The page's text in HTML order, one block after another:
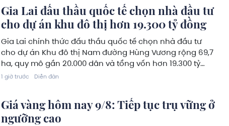
Gia Lai đấu thầu quốc tế chọn nhà đầu tư
cho dự án khu đô thị hơn 19.300 tỷ đồng
Gia Lai chính thức đấu thầu quốc tế chọn nhà đầu tư
cho dự án Khu đô thị Nam đường Hùng Vương rộng 69,7
ha, quy mô gần 20.000 dân và tổng vốn hơn 19.300 tỷ
đồng.
1 giờ trước Diễn đàn
Giá vàng hôm nay 9/8: Tiếp tục trụ vững ở
ngưỡng cao